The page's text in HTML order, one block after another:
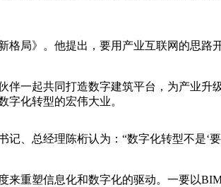
》。他提出，要用产业互联网的思路
起共同打造数字建筑平台，为产业升
化转型的宏伟大业。
总经理陈桁认为：“数字化转型不是‘要
塑信息化和数字化的驱动。一要以